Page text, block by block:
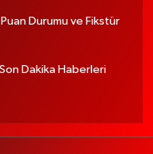
Puan Durumu ve Fikstür
Son Dakika Haberleri